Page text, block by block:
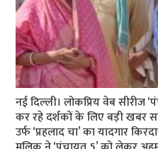
नई दिल्ली। लोकप्रिय वेब
कर रहे दर्शकों के लिए बड़ी खबर
उर्फ ‘प्रहलाद चा’ का यादगार